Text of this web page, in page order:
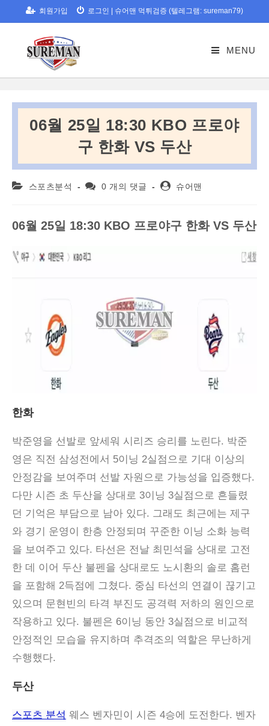
to
회원가입 로그인 슈어맨 먹튀검증 (텔레그램: sureman79)
MENU
06월 25일 18:30 KBO 프로야
구 한화 VS 두산
Post 스포츠분석
Post0 개의 댓글
Post슈어맨
06월 25일 18:30 KBO 프로야구 한화 VS 두산
한화
박준영을 선발로 앞세워 시리즈 승리를 노린다. 박준
영은 직전 삼성전에서 5이닝 2실점으로 기대 이상의
안정감을 보여주며 선발 자원으로 가능성을 입증했다.
다만 시즌 초 두산을 상대로 3이닝 3실점으로 흔들렸
던 기억은 부담으로 남아 있다. 그래도 최근에는 제구
와 경기 운영이 한층 안정되며 꾸준한 이닝 소화 능력
을 보여주고 있다. 타선은 전날 최민석을 상대로 고전
한 데 이어 두산 불펜을 상대로도 노시환의 솔로 홈런
을 포함해 2득점에 그쳤다. 중심 타선의 연결이 끊기고
있으며 문현빈의 타격 부진도 공격력 저하의 원인으로
작용하고 있다. 불펜은 6이닝 동안 3실점으로 비교적
안정적인 모습을 유지하며 추격조의 역할은 무난하게
수행했다.
두산
스포츠 분석 웨스 벤자민이 시즌 4승에 도전한다. 벤자